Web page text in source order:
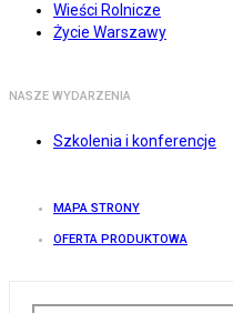
Wieści Rolnicze
Życie Warszawy
NASZE WYDARZENIA
Szkolenia i konferencje
MAPA STRONY
OFERTA PRODUKTOWA